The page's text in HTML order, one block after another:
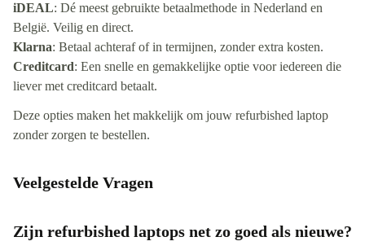
iDEAL: Dé meest gebruikte betaalmethode in Nederland en
België. Veilig en direct.
Klarna: Betaal achteraf of in termijnen, zonder extra kosten.
Creditcard: Een snelle en gemakkelijke optie voor iedereen die
liever met creditcard betaalt.
Deze opties maken het makkelijk om jouw refurbished laptop
zonder zorgen te bestellen.
Veelgestelde Vragen
Zijn refurbished laptops net zo goed als nieuwe?